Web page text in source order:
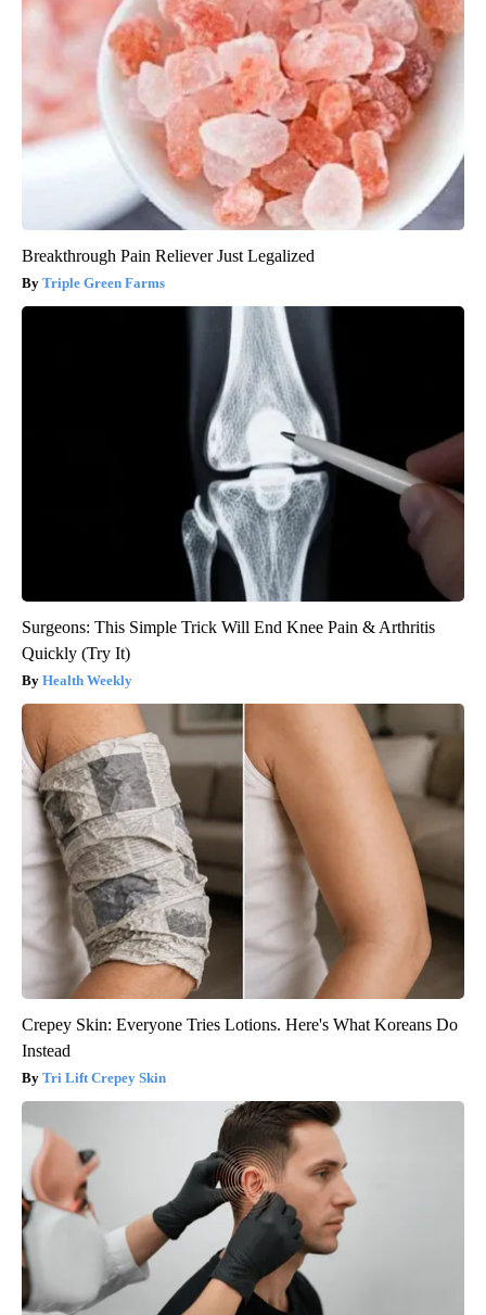
Breakthrough Pain Reliever Just Legalized
Triple Green Farms
Surgeons: This Simple Trick Will End Knee Pain & Arthritis
Quickly (Try It)
Health Weekly
Crepey Skin: Everyone Tries Lotions. Here's What Koreans Do
Instead
Tri Lift Crepey Skin